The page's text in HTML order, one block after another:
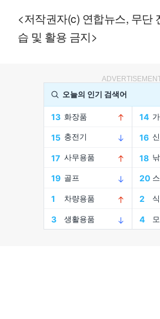
<저작권자(c) 연합뉴스, 무단
습 및 활용 금지>